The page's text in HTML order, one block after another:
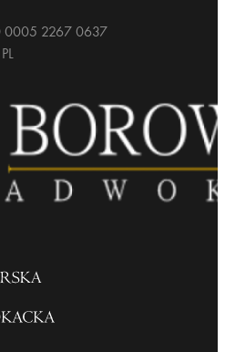
0005 2267 0637